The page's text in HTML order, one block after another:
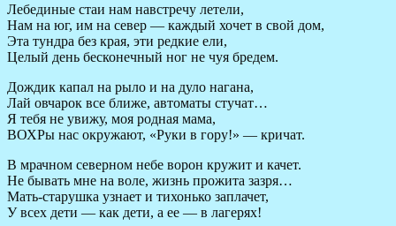
Лебединые стаи нам навстречу летели,
Нам на юг, им на север — каждый хочет в свой дом,
Эта тундра без края, эти редкие ели,
Целый день бесконечный ног не чуя бредем.
Дождик капал на рыло и на дуло нагана,
Лай овчарок все ближе, автоматы стучат…
Я тебя не увижу, моя родная мама,
ВОХРы нас окружают, «Руки в гору!» — кричат.
В мрачном северном небе ворон кружит и качет.
Не бывать мне на воле, жизнь прожита зазря…
Мать-старушка узнает и тихонько заплачет,
У всех дети — как дети, а ее — в лагерях!